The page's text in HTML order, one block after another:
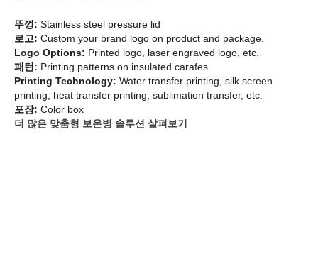
뚜껑: Stainless steel pressure lid
로고: Custom your brand logo on product and package.
Logo Options: Printed logo, laser engraved logo, etc.
패턴: Printing patterns on insulated carafes.
Printing Technology: Water transfer printing, silk screen
printing, heat transfer printing, sublimation transfer, etc.
포장: Color box
더 많은 맞춤형 보온병 솔루션 살펴보기